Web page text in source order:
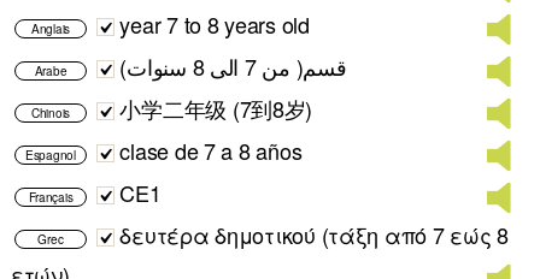
Anglais year 7 to 8 years old
Arabe قسم( من 7 الى 8 سنوات)
Chinois 小学二年级 (7到8岁)
Espagnol clase de 7 a 8 años
Français CE1
Grec
δευτέρα δημοτικού (τάξη από 7 εώς 8